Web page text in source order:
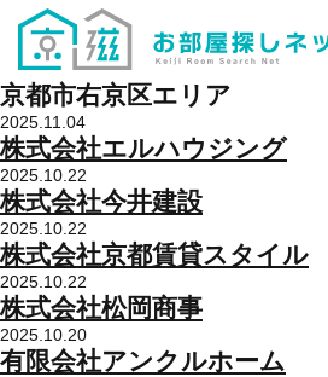
京都市右京区エリア
2025.11.04
株式会社エルハウジング
2025.10.22
株式会社今井建設
2025.10.22
株式会社京都賃貸スタイル
2025.10.22
株式会社松岡商事
2025.10.20
有限会社アンクルホーム